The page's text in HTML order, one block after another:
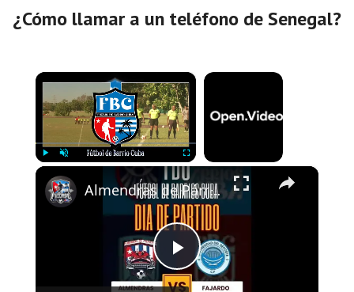
¿Cómo llamar a un teléfono de Senegal?
×
Fullscreen
Now Playing
×
P
Almendras de Párraga VS Fajardo (Partido 72) - #futboldebarrioscuba